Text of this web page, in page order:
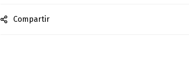
Compartir